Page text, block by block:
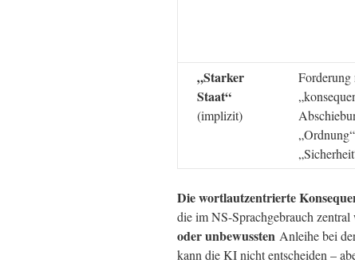
„Starker
Staat“
(implizit)
Forderung
Die wortlautzentrierte
die im NS-Sprachgebrauch
oder unbewussten Anleihe bei
kann die KI nicht entscheiden –